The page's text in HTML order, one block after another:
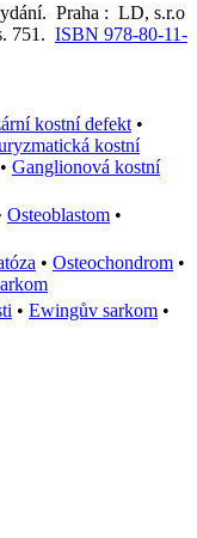
Praha : LD, s.r.o
751. ISBN 978-80-11-
kostní defekt •
kostní
• Ganglionová kostní
Osteoblastom •
• Osteochondrom •
• Ewingův sarkom •